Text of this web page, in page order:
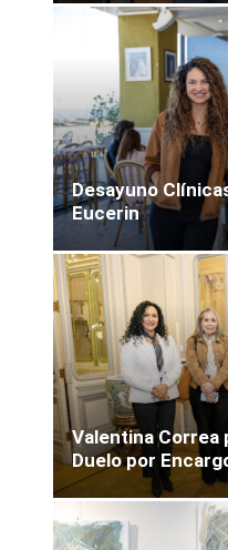
Desayuno
Eucerin
Valentina Correa
Duelo por